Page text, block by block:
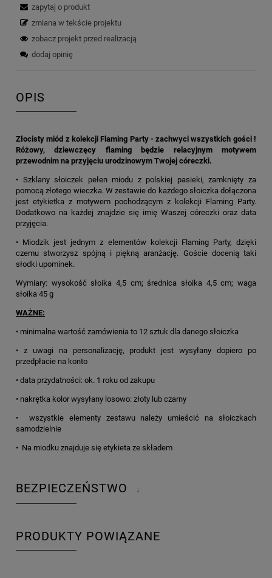
zapytaj o produkt
zmiana w tekście projektu
zobacz projekt przed realizacją
dodaj opinię
OPIS
Złocisty miód z kolekcji Flaming Party - zachwyci wszystkich gości !
Różowy, dziewczęcy flaming będzie relacyjnym motywem
przewodnim na przyjęciu urodzinowym Twojej córeczki.
• Szklany słoiczek pełen miodu z polskiej pasieki, zamknięty za
pomocą złotego wieczka. W zestawie do każdego słoiczka dołączona
jest etykietka z motywem pochodzącym z kolekcji Flaming Party.
Dodatkowo na każdej znajdzie się imię Waszej córeczki oraz data
przyjęcia.
• Miodzik jest jednym z elementów kolekcji Flaming Party, dzięki
czemu stworzysz spójną i piękną aranżację. Goście docenią taki
słodki upominek.
Wymiary: wysokość słoika 4,5 cm; średnica słoika 4,5 cm; waga
słoika 45 g
WAŻNE:
• minimalna wartość zamówienia to 12 sztuk dla danego słoiczka
• z uwagi na personalizację, produkt jest wysyłany dopiero po
przedpłacie na konto
• data przydatności: ok. 1 roku od zakupu
• nakrętka kolor wysyłany losowo: złoty lub czarny
• wszystkie elementy zestawu należy umieścić na słoiczkach
samodzielnie
• Na miodku znajduje się etykieta ze składem
BEZPIECZEŃSTWO ↓
PRODUKTY POWIĄZANE